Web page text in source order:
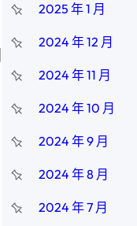
2025 年 1 月
2024 年 12 月
2024 年 11 月
2024 年 10 月
2024 年 9 月
2024 年 8 月
2024 年 7 月